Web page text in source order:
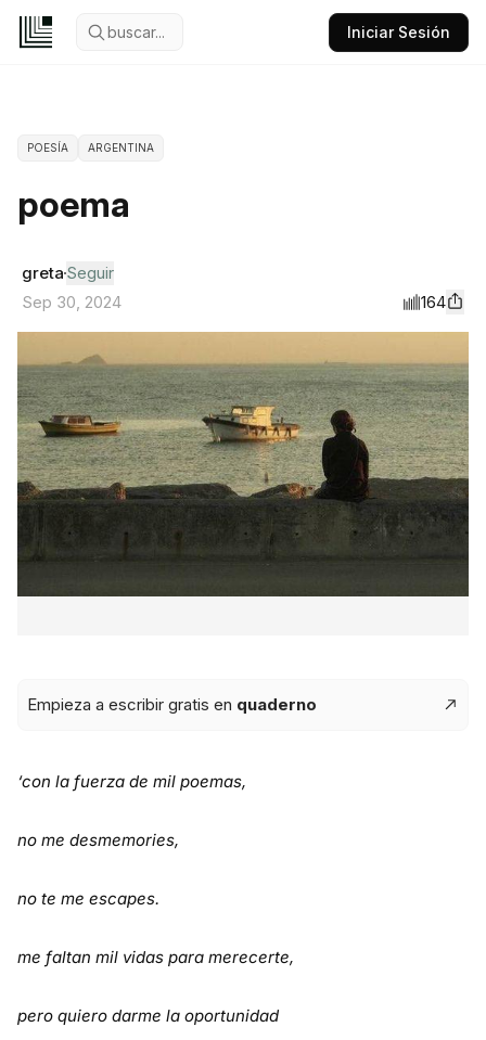
buscar... Iniciar Sesión
POESÍA ARGENTINA
poema
greta Seguir
Sep 30, 2024
164
Empieza a escribir gratis en quaderno
‘con la fuerza de mil poemas,
no me desmemories,
no te me escapes.
me faltan mil vidas para merecerte,
pero quiero darme la oportunidad